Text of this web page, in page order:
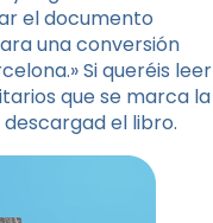
el documento
una conversión
Si queréis leer
que se marca la
el libro.